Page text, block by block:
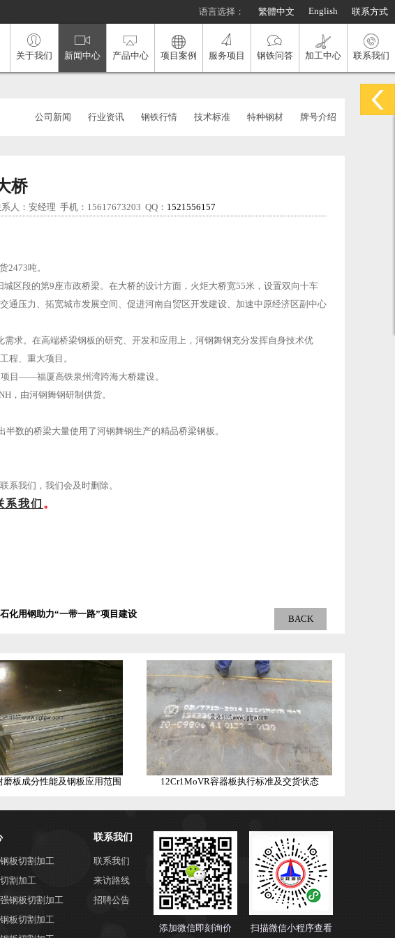
语言选择： 繁體中文 English 联系方式
关于我们 新闻中心 产品中心 项目案例 服务项目 钢铁问答 加工中心 联系我们
公司新闻 行业资讯 钢铁行情 技术标准 特种钢材 牌号介绍
桥
人：安经理 手机：15617673203 QQ： 1521556157
2473吨。
区段的第9座市政桥梁。在大桥的设计方面，火炬大桥宽55米，设置双向十车
压力、拓宽城市发展空间、促进河南自贸区开发建设、加速中原经济区副中心
求。在高端桥梁钢板的研究、开发和应用上，河钢舞钢充分发挥自身技术优
程、重大项目。
目——福厦高铁泉州湾跨海大桥建设。
由河钢舞钢研制供货。
数的桥梁大量使用了河钢舞钢生产的精品桥梁钢板。
系我们，我们会及时删除。
系我们 。
化用钢助力“一带一路”项目建设 BACK
磨板成分性能及钢板应用范围 12Cr1MoVR容器板执行标准及交货状态
板切割加工
割加工
钢板切割加工
板切割加工
联系我们
联系我们
来访路线
招聘公告
添加微信即刻询价 扫描微信小程序查看